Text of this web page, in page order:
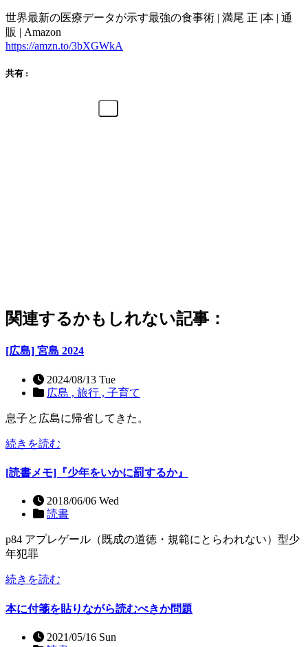
世界最新の医療データが示す最強の食事術 | 満尾 正 |本 | 通
販 | Amazon
https://amzn.to/3bXGWkA
共有 :
関連するかもしれない記事：
[広島] 宮島 2024
2024/08/13 Tue
広島 , 旅行 , 子育て
息子と広島に帰省してきた。
続きを読む
[読書メモ]『少年をいかに罰するか』
2018/06/06 Wed
読書
p84 アプレゲール（既成の道徳・規範にとらわれない）型少
年犯罪
続きを読む
本に付箋を貼りながら読むべきか問題
2021/05/16 Sun